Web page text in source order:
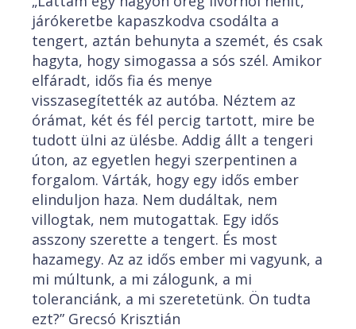
járókeretbe kapaszkodva csodálta a
tengert, aztán behunyta a szemét, és csak
hagyta, hogy simogassa a sós szél. Amikor
elfáradt, idős fia és menye
visszasegítették az autóba. Néztem az
órámat, két és fél percig tartott, mire be
tudott ülni az ülésbe. Addig állt a tengeri
úton, az egyetlen hegyi szerpentinen a
forgalom. Várták, hogy egy idős ember
elinduljon haza. Nem dudáltak, nem
villogtak, nem mutogattak. Egy idős
asszony szerette a tengert. És most
hazamegy. Az az idős ember mi vagyunk, a
mi múltunk, a mi zálogunk, a mi
toleranciánk, a mi szeretetünk. Ön tudta
ezt?” Grecsó Krisztián